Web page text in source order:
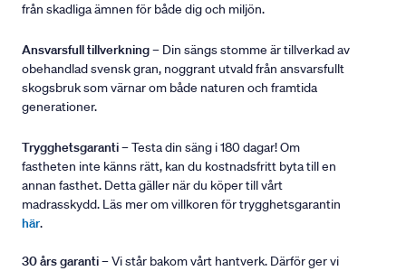
från skadliga ämnen för både dig och miljön.
Ansvarsfull tillverkning– Din sängs stomme är tillverkad av
obehandlad svensk gran, noggrant utvald från ansvarsfullt
skogsbruk som värnar om både naturen och framtida
generationer.
Trygghetsgaranti– Testa din säng i 180 dagar! Om
fastheten inte känns rätt, kan du kostnadsfritt byta till en
annan fasthet. Detta gäller när du köper till vårt
madrasskydd. Läs mer om villkoren för trygghetsgarantin
här.
30 års garanti– Vi står bakom vårt hantverk. Därför ger vi